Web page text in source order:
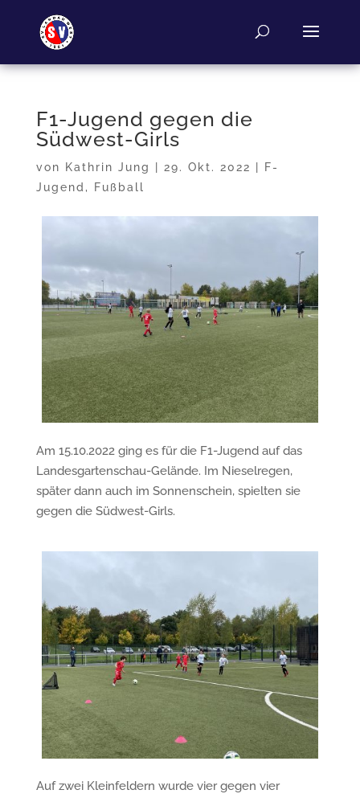
F1-Jugend gegen die
Südwest-Girls
von Kathrin Jung 29. Okt. 2022
F-
Jugend , Fußball
Am 15.10.2022 ging es für die F1-Jugend auf das
Landesgartenschau-Gelände. Im Nieselregen,
später dann auch im Sonnenschein, spielten sie
gegen die Südwest-Girls.
Auf zwei Kleinfeldern wurde vier gegen vier